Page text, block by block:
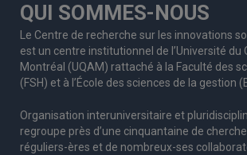
QUI SOMMES-NOUS
Le Centre de recherche sur les innovations
est un centre institutionnel de l’Université du
Montréal (UQAM) rattaché à la Faculté des
(FSH) et à l’École des sciences de la gestion
Organisation interuniversitaire et
regroupe près d’une cinquantaine de
réguliers-ères et de nombreux-ses